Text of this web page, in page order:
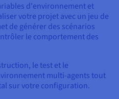
d'environnement et
votre projet avec un jeu de
de générer des scénarios
le comportement des
le test et le
multi-agents tout
sur votre configuration.